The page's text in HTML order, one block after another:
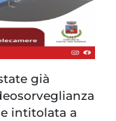
già
intitolata a